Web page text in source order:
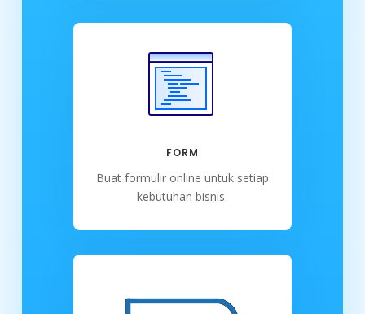
FORM
Buat formulir online untuk setiap
kebutuhan bisnis.